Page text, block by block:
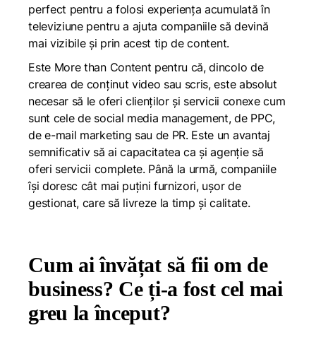
perfect pentru a folosi experiența acumulată în
televiziune pentru a ajuta companiile să devină
mai vizibile și prin acest tip de content.
Este More than Content pentru că, dincolo de
crearea de conținut video sau scris, este absolut
necesar să le oferi clienților și servicii conexe cum
sunt cele de social media management, de PPC,
de e-mail marketing sau de PR. Este un avantaj
semnificativ să ai capacitatea ca și agenție să
oferi servicii complete. Până la urmă, companiile
își doresc cât mai puțini furnizori, ușor de
gestionat, care să livreze la timp și calitate.
Cum ai învățat să fii om de
business? Ce ți-a fost cel mai
greu la început?